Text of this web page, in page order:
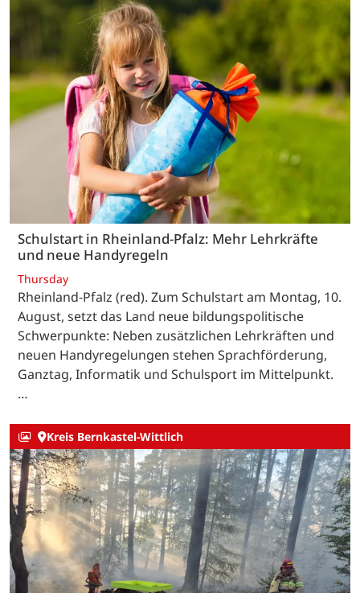
Schulstart in Rheinland-Pfalz: Mehr Lehrkräfte
und neue Handyregeln
Thursday
Rheinland-Pfalz (red). Zum Schulstart am Montag, 10.
August, setzt das Land neue bildungspolitische
Schwerpunkte: Neben zusätzlichen Lehrkräften und
neuen Handyregelungen stehen Sprachförderung,
Ganztag, Informatik und Schulsport im Mittelpunkt.
…
Kreis Bernkastel-Wittlich